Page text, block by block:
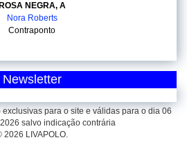
ROSA NEGRA, A
Nora Roberts
Contraponto
Newsletter
para o site e válidas para o dia 06
salvo indicação contrária
2026 LIVAPOLO.